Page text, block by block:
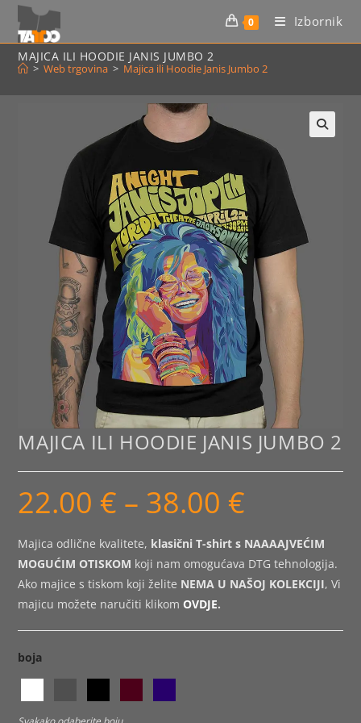
Preskoči
sadržaj
0 Izbornik
MAJICA ILI HOODIE JANIS JUMBO 2
> Web trgovina > Majica ili Hoodie Janis Jumbo 2
MAJICA ILI HOODIE JANIS JUMBO 2
22.00 € – 38.00 €
do
38.00 €
Majica odlične kvalitete, klasični T-shirt s NAAAAJVEĆIM
MOGUĆIM OTISKOM koji nam omogućava DTG tehnologija.
Ako majice s tiskom koji želite NEMA U NAŠOJ KOLEKCIJI, Vi
majicu možete naručiti klikom OVDJE.
boja